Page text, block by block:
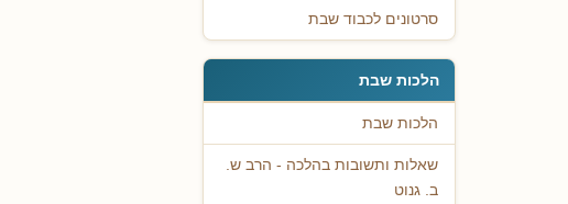
סרטונים לכבוד שבת
הלכות שבת
הלכות שבת
שאלות ותשובות בהלכה - הרב ש.
ב. גנוט